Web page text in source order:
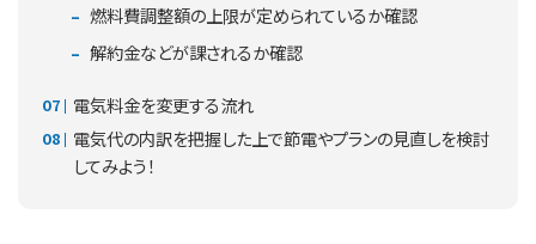
燃料費調整額の上限が定められているか確認
解約金などが課されるか確認
電気料金を変更する流れ
電気代の内訳を把握した上で節電やプランの見直しを検討
してみよう！